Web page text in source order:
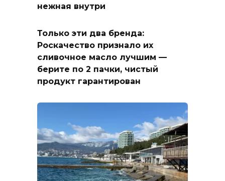
нежная внутри
Только эти два бренда:
Роскачество признало их
сливочное масло лучшим —
берите по 2 пачки, чистый
продукт гарантирован